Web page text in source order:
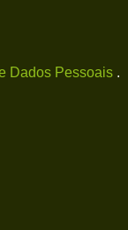
Dados Pessoais .